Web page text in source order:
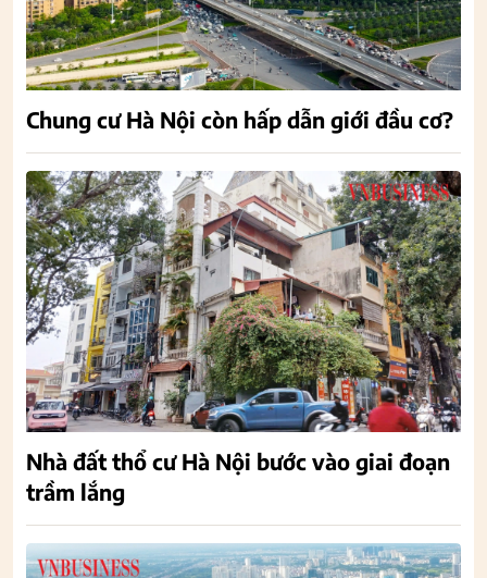
Chung cư Hà Nội còn hấp dẫn giới đầu cơ?
Nhà đất thổ cư Hà Nội bước vào giai đoạn
trầm lắng